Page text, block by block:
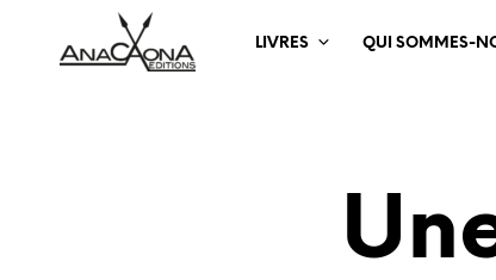
LIVRES QUI SOMMES-